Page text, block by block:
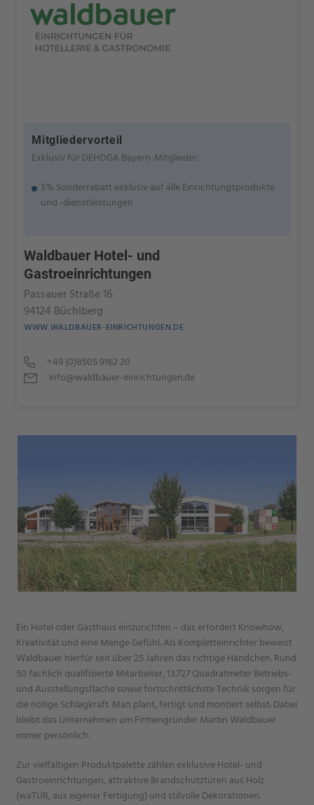
Mitgliedervorteil
Exklusiv für DEHOGA Bayern-Mitglieder:
3% Sonderrabatt exklusiv auf alle Einrichtungsprodukte
und -dienstleistungen
Waldbauer Hotel- und
Gastroeinrichtungen
Passauer Straße 16
94124 Büchlberg
WWW.WALDBAUER-EINRICHTUNGEN.DE
+49 (0)8505 9162 20
info@waldbauer-einrichtungen.de
Ein Hotel oder Gasthaus einzurichten – das erfordert Knowhow,
Kreativität und eine Menge Gefühl. Als Kompletteinrichter beweist
Waldbauer hierfür seit über 25 Jahren das richtige Händchen. Rund
50 fachlich qualifizierte Mitarbeiter, 13.727 Quadratmeter Betriebs-
und Ausstellungsfläche sowie fortschrittlichste Technik sorgen für
die nötige Schlagkraft. Man plant, fertigt und montiert selbst. Dabei
bleibt das Unternehmen um Firmengründer Martin Waldbauer
immer persönlich.
Zur vielfältigen Produktpalette zählen exklusive Hotel- und
Gastroeinrichtungen, attraktive Brandschutztüren aus Holz
(waTÜR, aus eigener Fertigung) und stilvolle Dekorationen.